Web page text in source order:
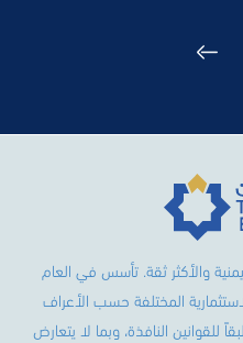
والأكثر ثقة. تأسس في العام
المختلفة حسب الأعراف
للقوانين النافذة، وبما لا يتعارض